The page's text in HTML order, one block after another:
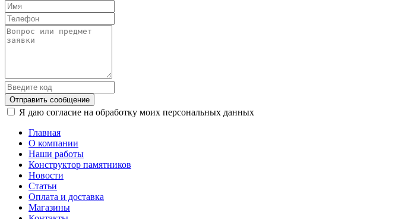
Отправить сообщение
Я даю согласие на обработку моих персональных данных
Главная
О компании
Наши работы
Конструктор памятников
Новости
Статьи
Оплата и доставка
Магазины